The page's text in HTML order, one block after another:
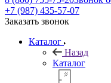
+7 (987) 435-57-07
Заказать звонок
Каталог
Назад
Каталог